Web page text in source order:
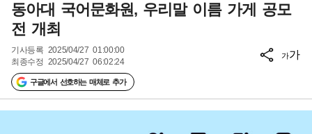
동아대 국어문화원, 우리말 이름 가게 공모
전 개최
기사등록 2025/04/27 01:00:00
최종수정 2025/04/27 06:02:24
구글에서 선호하는 매체로 추가
가가